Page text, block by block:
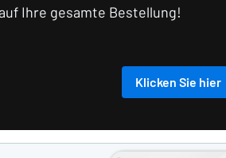
Ihre gesamte Bestellung!
Klicken Sie hier